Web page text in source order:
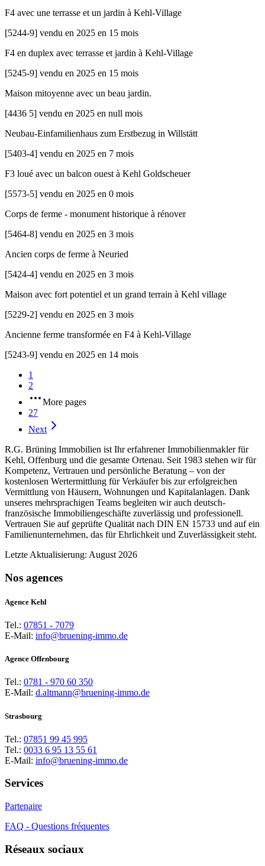
F4 avec une terrasse et un jardin à Kehl-Village
[5244-9] vendu en 2025 en 15 mois
F4 en duplex avec terrasse et jardin à Kehl-Village
[5245-9] vendu en 2025 en 15 mois
Maison mitoyenne avec un beau jardin.
[4436 5] vendu en 2025 en null mois
Neubau-Einfamilienhaus zum Erstbezug in Willstätt
[5403-4] vendu en 2025 en 7 mois
F3 loué avec un balcon ouest à Kehl Goldscheuer
[5573-5] vendu en 2025 en 0 mois
Corps de ferme - monument historique à rénover
[5464-8] vendu en 2025 en 3 mois
Ancien corps de ferme à Neuried
[5424-4] vendu en 2025 en 3 mois
Maison avec fort potentiel et un grand terrain à Kehl village
[5229-2] vendu en 2025 en 3 mois
Ancienne ferme transformée en F4 à Kehl-Village
[5243-9] vendu en 2025 en 14 mois
1
2
More pages
27
Next
R.G. Brüning Immobilien ist Ihr erfahrener Immobilienmakler für
Kehl, Offenburg und die gesamte Ortenau. Seit 1983 stehen wir für
Kompetenz, Vertrauen und persönliche Beratung – von der
kostenlosen Wertermittlung für Verkäufer bis zur erfolgreichen
Vermittlung von Häusern, Wohnungen und Kapitalanlagen. Dank
unseres mehrsprachigen Teams begleiten wir auch deutsch-
französische Immobiliengeschäfte zuverlässig und professionell.
Vertrauen Sie auf geprüfte Qualität nach DIN EN 15733 und auf ein
Familienunternehmen, das für Ehrlichkeit und Zuverlässigkeit steht.
Letzte Aktualisierung: August 2026
Nos agences
Agence Kehl
Tel.: 07851 - 7079
E-Mail: info@bruening-immo.de
Agence Offenbourg
Tel.: 0781 - 970 60 350
E-Mail: d.altmann@bruening-immo.de
Strasbourg
Tel.: 07851 99 45 995
Tel.: 0033 6 95 13 55 61
E-Mail: info@bruening-immo.de
Services
Partenaire
FAQ - Questions fréquentes
Réseaux sociaux